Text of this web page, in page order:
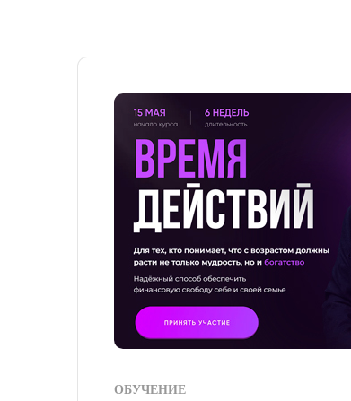
ОБУЧЕНИЕ